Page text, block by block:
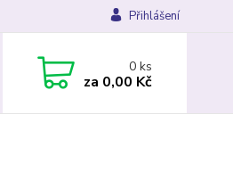
Přihlášení
0ks
za 0,00 Kč